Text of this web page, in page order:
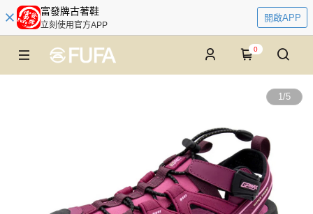
富發牌古著鞋
立刻使用官方APP
開啟APP
0
1/5